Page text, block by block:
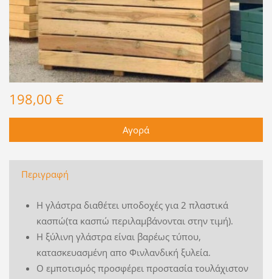
198,00 €
Περιγραφή
Η γλάστρα διαθέτει υποδοχές για 2 πλαστικά
κασπώ(τα κασπώ περιλαμβάνονται στην τιμή).
Η ξύλινη γλάστρα είναι βαρέως τύπου,
κατασκευασμένη απο Φινλανδική ξυλεία.
Ο εμποτισμός προσφέρει προστασία τουλάχιστον